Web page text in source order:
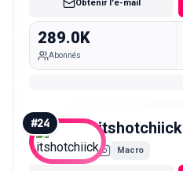
Obtenir l'e-mail
289.0K
Abonnés
#24 itshotchiick
Macro